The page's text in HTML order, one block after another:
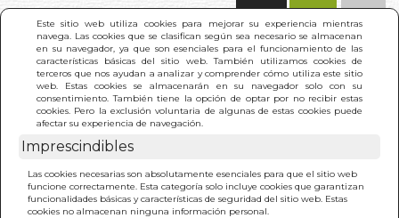
Este sitio web utiliza cookies para mejorar su experiencia mientras
navega. Las cookies que se clasifican según sea necesario se almacenan
en su navegador, ya que son esenciales para el funcionamiento de las
características básicas del sitio web. También utilizamos cookies de
terceros que nos ayudan a analizar y comprender cómo utiliza este sitio
web. Estas cookies se almacenarán en su navegador solo con su
consentimiento. También tiene la opción de optar por no recibir estas
cookies. Pero la exclusión voluntaria de algunas de estas cookies puede
afectar su experiencia de navegación.
Imprescindibles
Las cookies necesarias son absolutamente esenciales para que el sitio web
funcione correctamente. Esta categoría solo incluye cookies que garantizan
funcionalidades básicas y características de seguridad del sitio web. Estas
cookies no almacenan ninguna información personal.
INICIO > ANGELES, PRESENCIA VIVA